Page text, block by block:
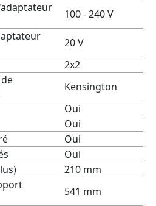
100 - 240 V
20 V
2x2
Kensington
Oui
Oui
Oui
Oui
210 mm
541 mm